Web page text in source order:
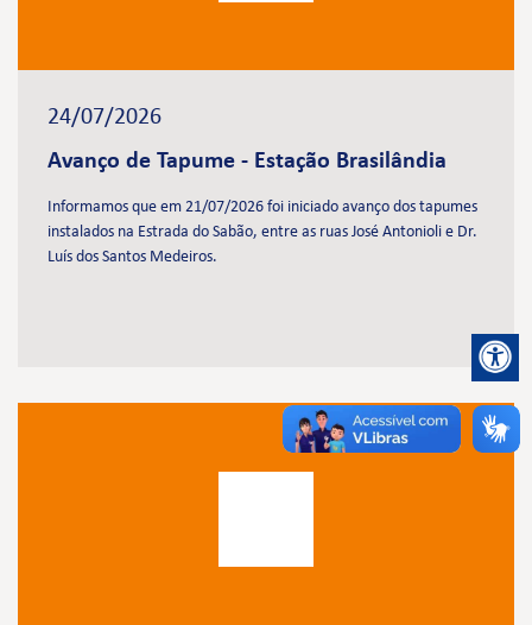
24/07/2026
Avanço de Tapume - Estação Brasilândia
Informamos que em 21/07/2026 foi iniciado avanço dos tapumes
instalados na Estrada do Sabão, entre as ruas José Antonioli e Dr.
Luís dos Santos Medeiros.